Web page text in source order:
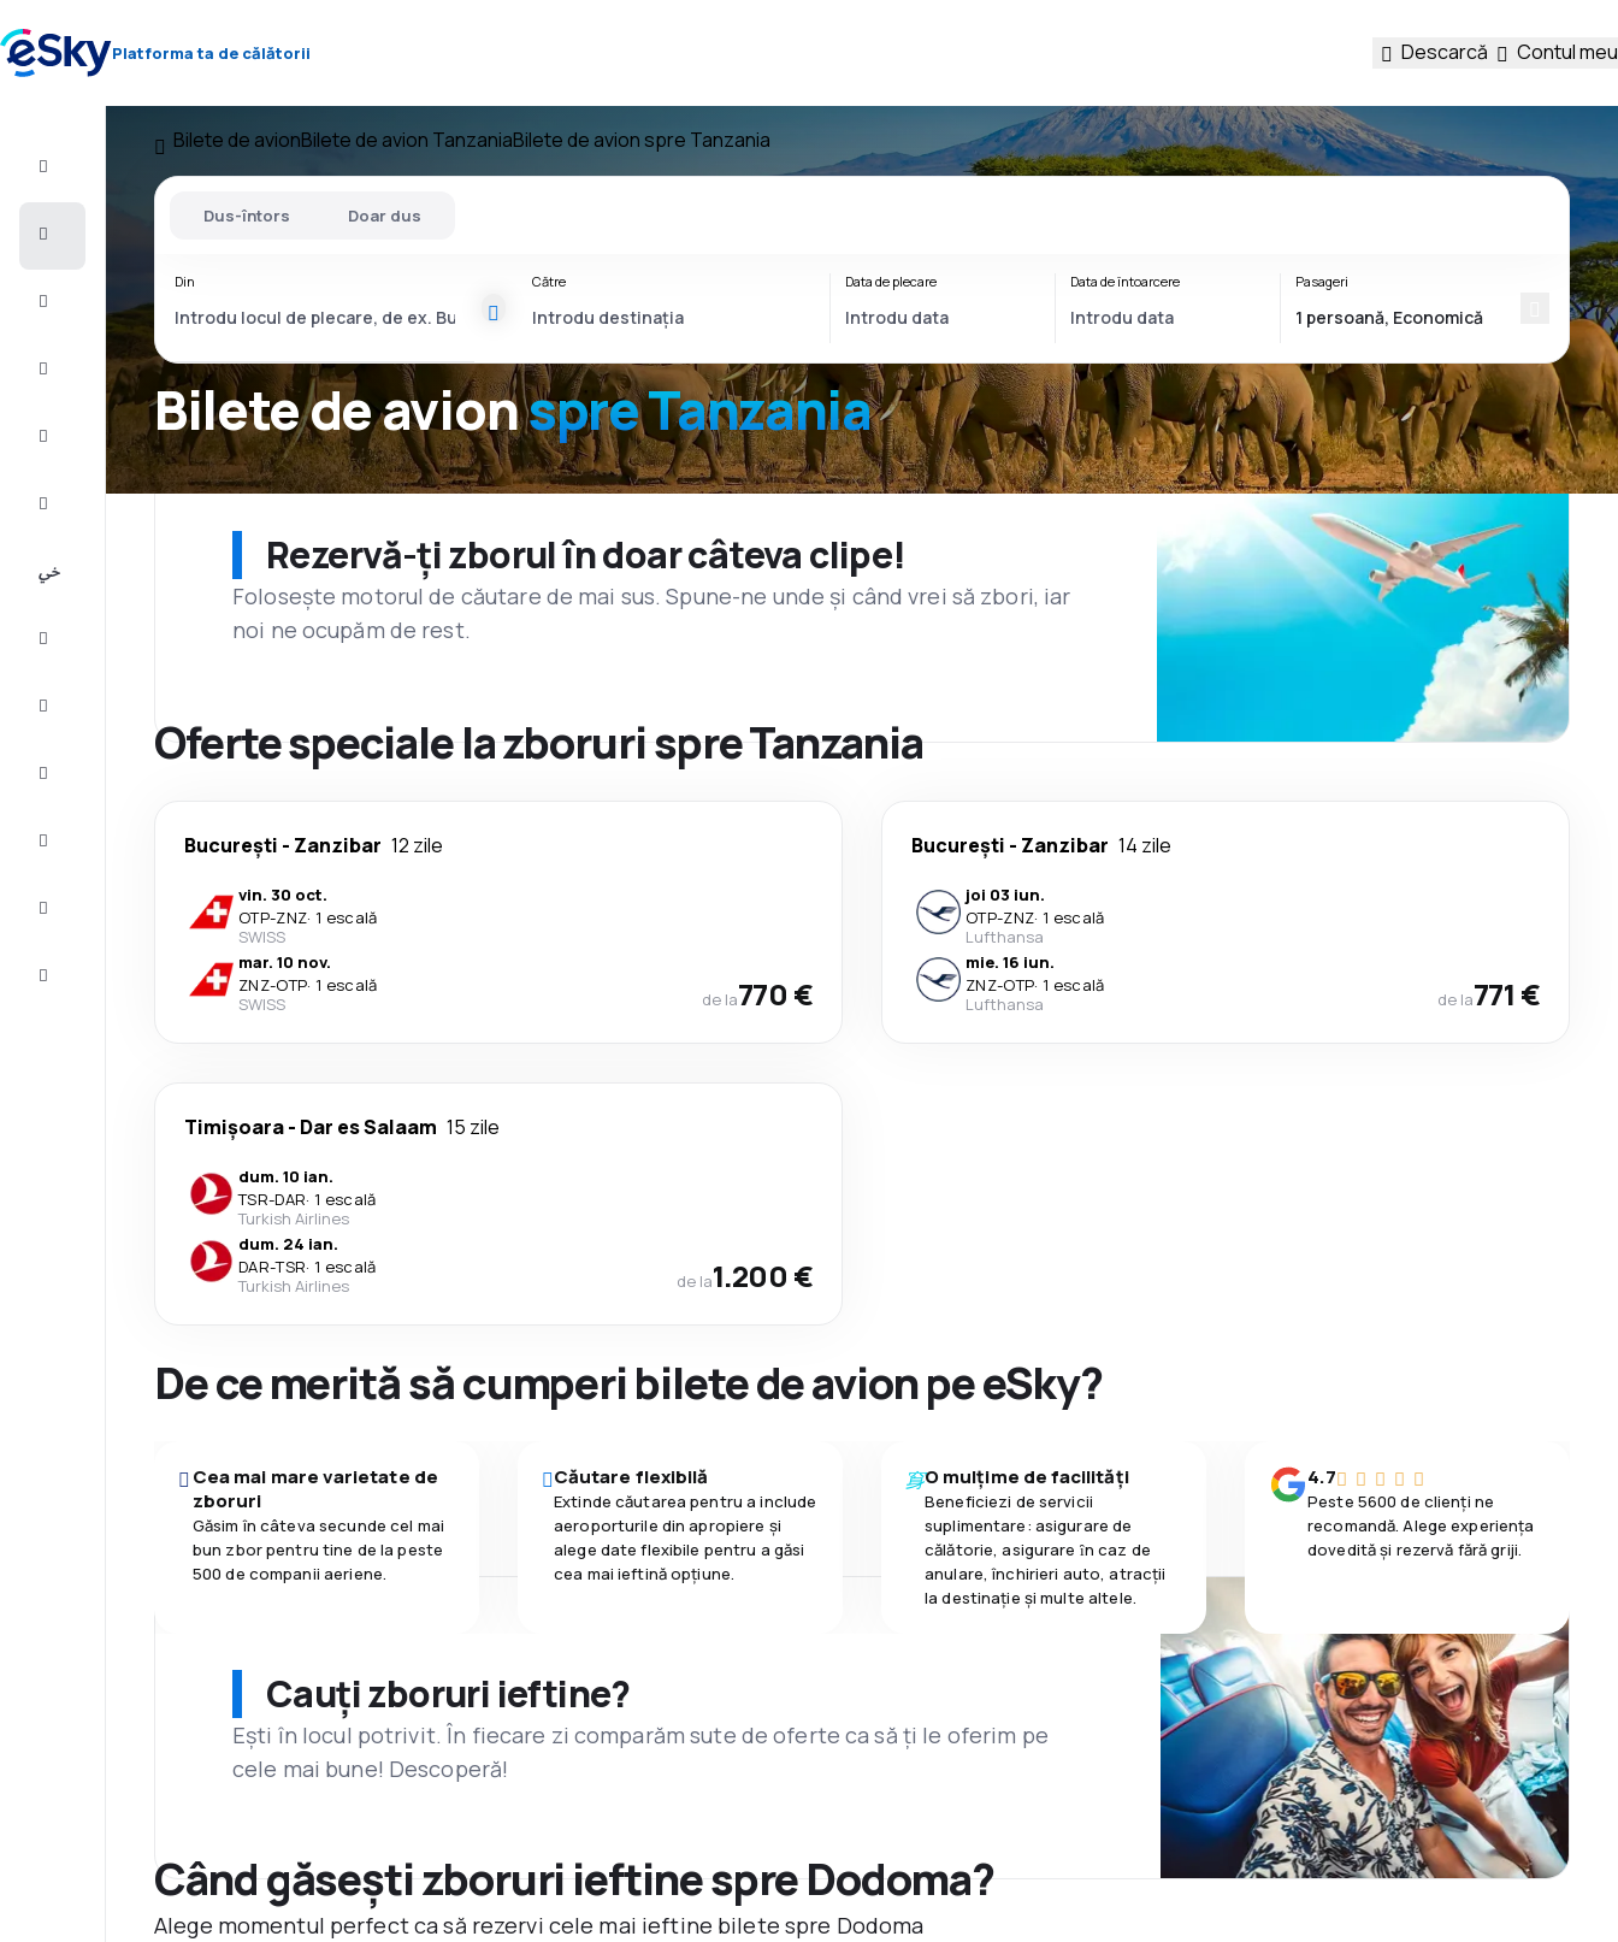
Platforma ta de călătorii Descarcă Contul meu
2026/27
Bilete de avionBilete de avion TanzaniaBilete de avion spre Tanzania
Bilete de avionspre Tanzania
Dus-întors Doar dus
Din Către Data de plecare Data de întoarcere Pasageri
Rezervă-ți zborul în doar câteva clipe!
Folosește motorul de căutare de mai sus. Spune-ne unde și când vrei să zbori, iar
noi ne ocupăm de rest.
Oferte speciale la zboruri spre Tanzania
București - Zanzibar 12 zile
vin. 30 oct.
OTP-ZNZ· 1 escală
SWISS
mar. 10 nov.
ZNZ-OTP· 1 escală
SWISS
de la770 €
București - Zanzibar 14 zile
joi 03 iun.
OTP-ZNZ· 1 escală
Lufthansa
mie. 16 iun.
ZNZ-OTP· 1 escală
Lufthansa
de la771 €
Timișoara- Dar es Salaam 15 zile
dum. 10 ian.
TSR-DAR· 1 escală
Turkish Airlines
dum. 24 ian.
DAR-TSR· 1 escală
Turkish Airlines
de la1.200 €
De ce merită să cumperi bilete de avion pe eSky?
Cea mai mare varietate de
zboruri
Găsim în câteva secunde cel mai
bun zbor pentru tine de la peste
500 de companii aeriene.
Căutare flexibilă
Extinde căutarea pentru a include
aeroporturile din apropiere și
alege date flexibile pentru a găsi
cea mai ieftină opțiune.
O mulțime de facilități
Beneficiezi de servicii
suplimentare: asigurare de
călătorie, asigurare ȋn caz de
anulare, închirieri auto, atracții
la destinaţie și multe altele.
4.7
Peste 5600 de clienți ne
recomandă. Alege experiența
dovedită și rezervă fără griji.
Cauți zboruri ieftine?
Ești în locul potrivit. În fiecare zi comparăm sute de oferte ca să ți le oferim pe
cele mai bune! Descoperă!
Când găsești zboruri ieftine spre Dodoma?
Alege momentul perfect ca să rezervi cele mai ieftine bilete spre Dodoma